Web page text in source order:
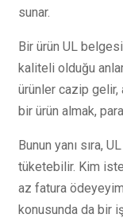
sunar.
Bir ürün UL
kaliteli olduğu
ürünler cazip
bir ürün almak,
Bunun yanı sıra,
tüketebilir. Kim
az fatura
konusunda da bir